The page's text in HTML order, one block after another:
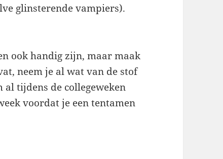
glinsterende vampiers).
ook handig zijn, maar maak
neem je al wat van de stof
al tijdens de collegeweken
voordat je een tentamen